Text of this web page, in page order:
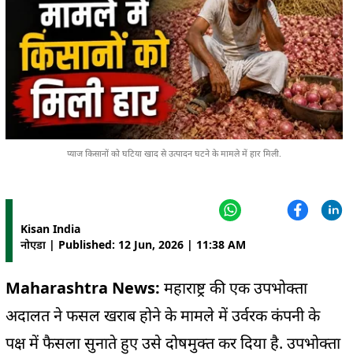
प्याज किसानों को घटिया खाद से उत्पादन घटने के मामले में हार मिली.
Kisan India
नोएडा | Published: 12 Jun, 2026 | 11:38 AM
Maharashtra News: महाराष्ट्र की एक उपभोक्ता
अदालत ने फसल खराब होने के मामले में उर्वरक कंपनी के
पक्ष में फैसला सुनाते हुए उसे दोषमुक्त कर दिया है. उपभोक्ता